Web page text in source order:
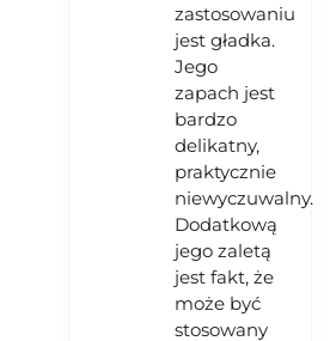
zastosowaniu
jest gładka.
Jego
zapach jest
bardzo
delikatny,
praktycznie
niewyczuwalny.
Dodatkową
jego zaletą
jest fakt, że
może być
stosowany